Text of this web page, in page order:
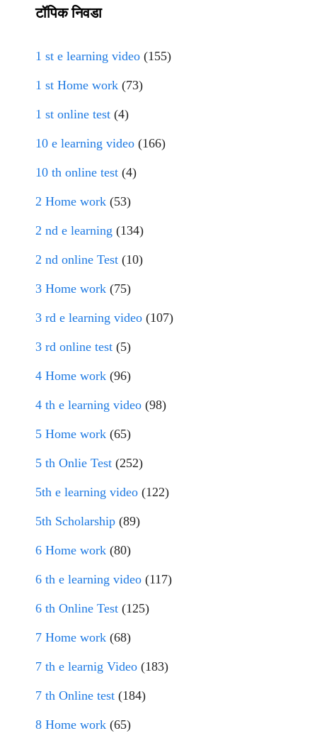
टॉपिक निवडा
1 st e learning video (155)
1 st Home work (73)
1 st online test (4)
10 e learning video (166)
10 th online test (4)
2 Home work (53)
2 nd e learning (134)
2 nd online Test (10)
3 Home work (75)
3 rd e learning video (107)
3 rd online test (5)
4 Home work (96)
4 th e learning video (98)
5 Home work (65)
5 th Onlie Test (252)
5th e learning video (122)
5th Scholarship (89)
6 Home work (80)
6 th e learning video (117)
6 th Online Test (125)
7 Home work (68)
7 th e learnig Video (183)
7 th Online test (184)
8 Home work (65)